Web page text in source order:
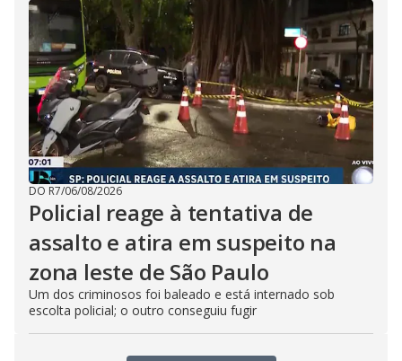
DO R7/06/08/2026
Policial reage à tentativa de
assalto e atira em suspeito na
zona leste de São Paulo
Um dos criminosos foi baleado e está internado sob
escolta policial; o outro conseguiu fugir